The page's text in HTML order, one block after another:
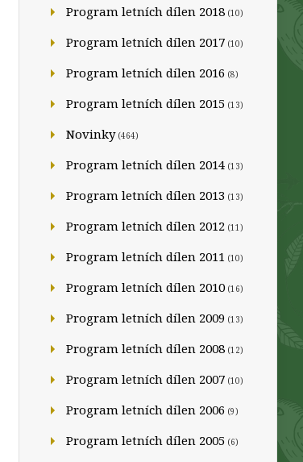
Program letních dílen 2018 (10)
Program letních dílen 2017 (10)
Program letních dílen 2016 (8)
Program letních dílen 2015 (13)
Novinky(464)
Program letních dílen 2014 (13)
Program letních dílen 2013 (13)
Program letních dílen 2012 (11)
Program letních dílen 2011 (10)
Program letních dílen 2010 (16)
Program letních dílen 2009 (13)
Program letních dílen 2008 (12)
Program letních dílen 2007 (10)
Program letních dílen 2006 (9)
Program letních dílen 2005 (6)